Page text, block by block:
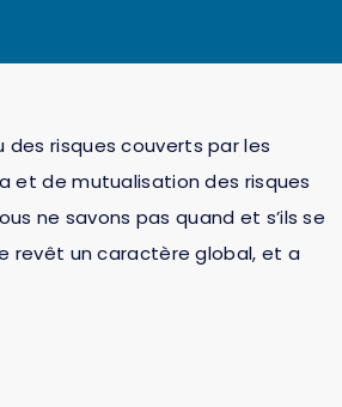
des risques couverts par les
et de mutualisation des risques
ne savons pas quand et s’ils se
revêt un caractère global, et a